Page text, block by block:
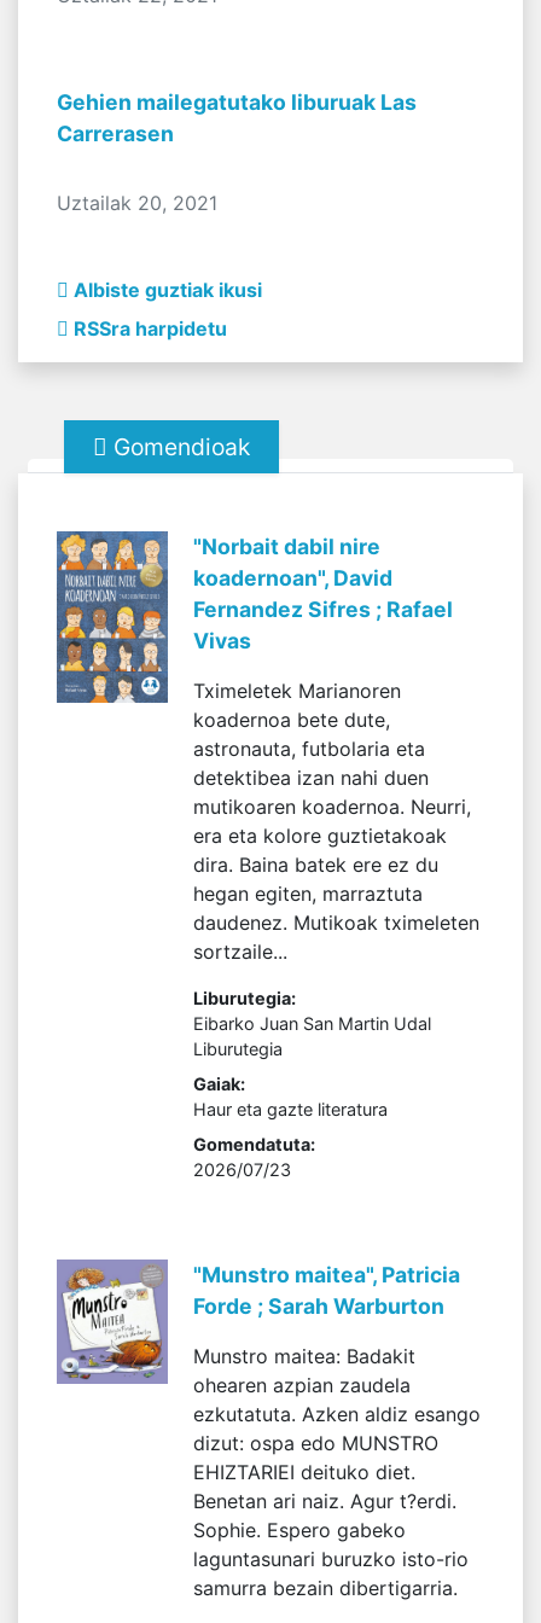
Gehien mailegatutako liburuak Las
Carrerasen
Uztailak 20, 2021
Albiste guztiak ikusi
RSSra harpidetu
Gomendioak
"Norbait dabil nire
koadernoan", David
Fernandez Sifres ; Rafael
Vivas
Tximeletek Marianoren
koadernoa bete dute,
astronauta, futbolaria eta
detektibea izan nahi duen
mutikoaren koadernoa. Neurri,
era eta kolore guztietakoak
dira. Baina batek ere ez du
hegan egiten, marraztuta
daudenez. Mutikoak tximeleten
sortzaile...
Liburutegia:
Eibarko Juan San Martin Udal
Liburutegia
Gaiak:
Haur eta gazte literatura
Gomendatuta:
2026/07/23
"Munstro maitea", Patricia
Forde ; Sarah Warburton
Munstro maitea: Badakit
ohearen azpian zaudela
ezkutatuta. Azken aldiz esango
dizut: ospa edo MUNSTRO
EHIZTARIEI deituko diet.
Benetan ari naiz. Agur t?erdi.
Sophie. Espero gabeko
laguntasunari buruzko isto-rio
samurra bezain dibertigarria.